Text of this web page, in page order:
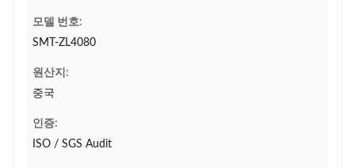
모델 번호:
SMT-ZL4080
원산지:
중국
인증:
ISO / SGS Audit